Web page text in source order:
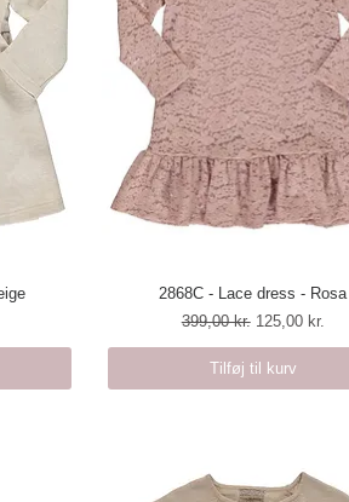
Hurtigvisning
2868C - Lace dress - Rosa
Regulær pris
399,00 kr. Salgspris
125,00 kr.
Tilføj til kurv